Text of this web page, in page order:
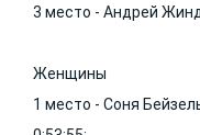
3 место - Андрей
Женщины
1 место - Соня